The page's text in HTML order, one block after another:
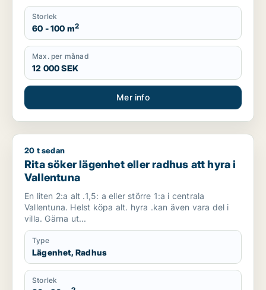
Storlek
60 - 100 m2
Max. per månad
12 000 SEK
Mer info
Rita söker lägenhet eller radhus att hyra i Vallentuna
20 t sedan
Rita söker lägenhet eller radhus att hyra i
Vallentuna
En liten 2:a alt .1,5: a eller större 1:a i centrala
Vallentuna. Helst köpa alt. hyra .kan även vara del i
villa. Gärna ut...
Type
Lägenhet, Radhus
Storlek